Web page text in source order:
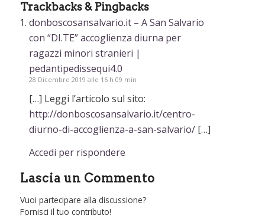
Trackbacks & Pingbacks
donboscosansalvario.it – A San Salvario
con “DI.TE” accoglienza diurna per
ragazzi minori stranieri |
pedantipedissequi4.0
28 Dicembre 2019 alle 16 h 09 min
[…] Leggi l’articolo sul sito:
http://donboscosansalvario.it/centro-
diurno-di-accoglienza-a-san-salvario/[…]
Accedi per rispondere
Lascia un Commento
Vuoi partecipare alla discussione?
Fornisci il tuo contributo!